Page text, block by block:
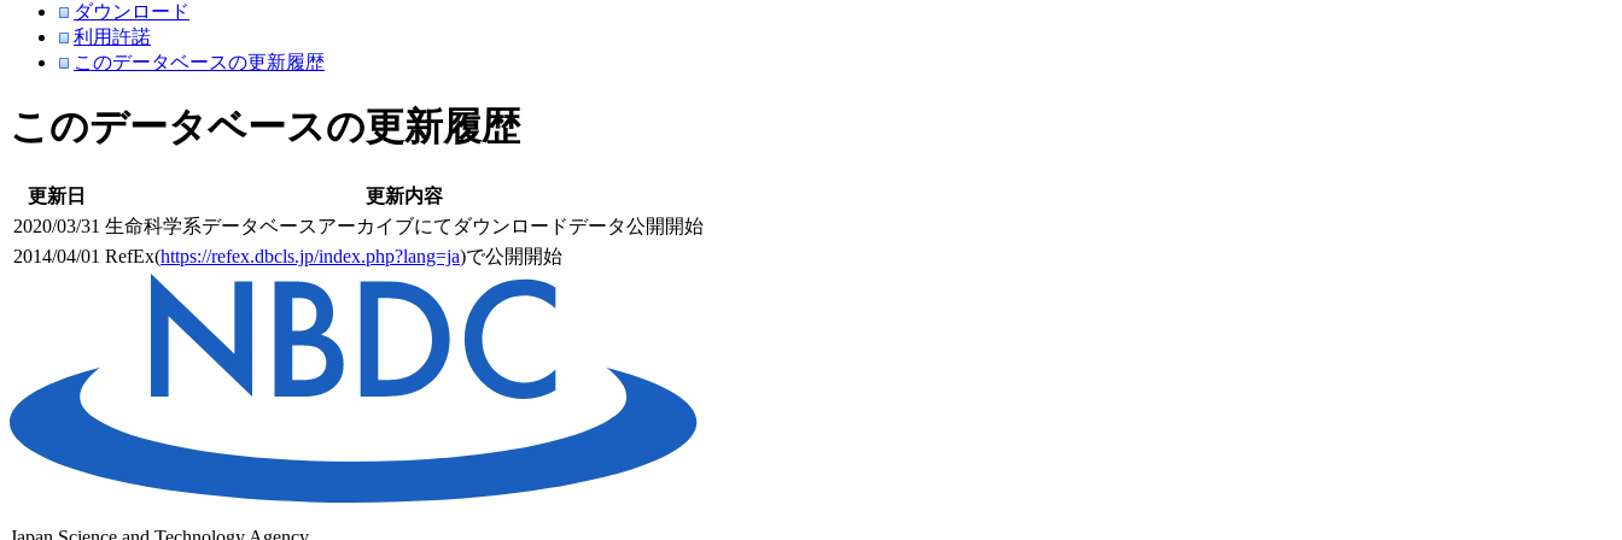
ダウンロード
利用許諾
このデータベースの更新履歴
このデータベースの更新履歴
更新日
更新内容
2020/03/31 生命科学系データベースアーカイブにてダウンロードデータ公開開始
2014/04/01 RefEx(https://refex.dbcls.jp/index.php?lang=ja)で公開開始